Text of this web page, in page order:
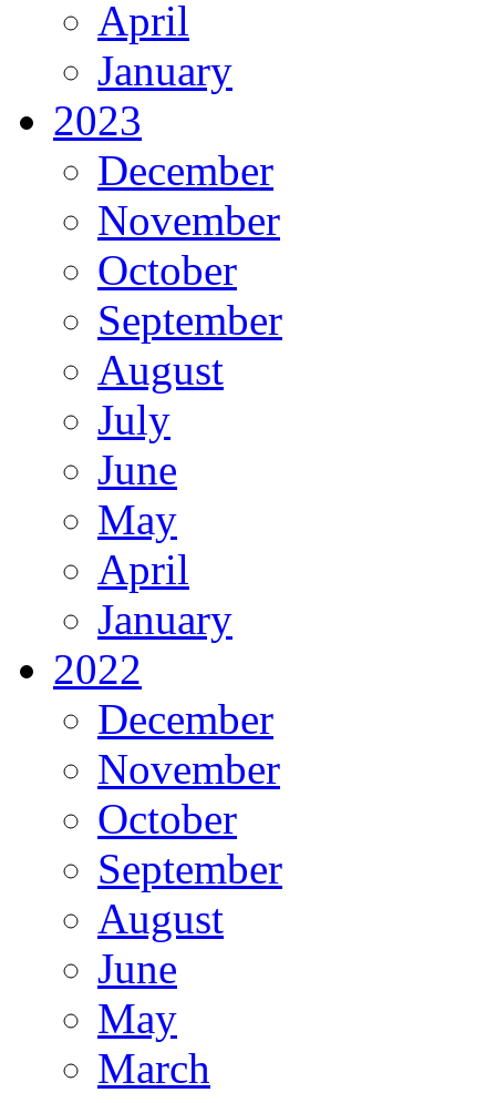
April
January
2023
December
November
October
September
August
July
June
May
April
January
2022
December
November
October
September
August
June
May
March